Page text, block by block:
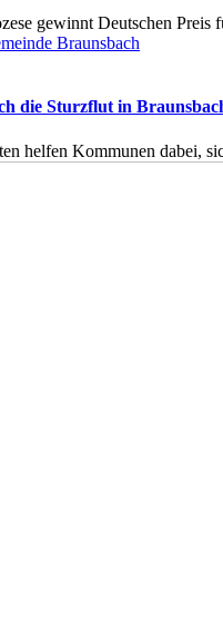
gewinnt Deutschen
die Sturzflut in
helfen Kommunen dabei,